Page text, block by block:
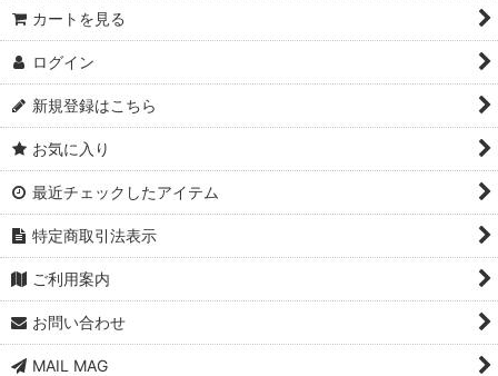
カートを見る
ログイン
新規登録はこちら
お気に入り
最近チェックしたアイテム
特定商取引法表示
ご利用案内
お問い合わせ
MAIL MAG